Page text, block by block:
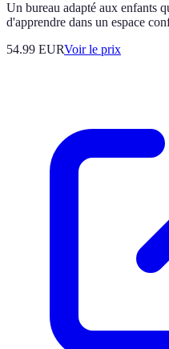
Un bureau adapté aux enfants
d'apprendre dans un espace
54.99 EURVoir le prix